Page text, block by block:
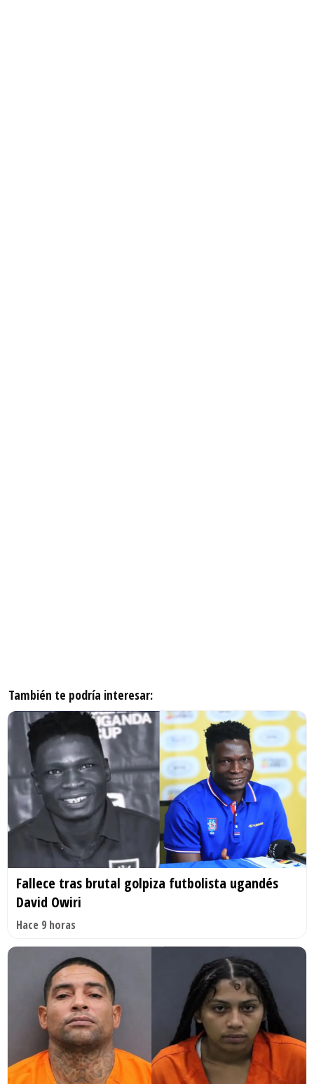
También te podría interesar:
Fallece tras brutal golpiza futbolista ugandés
David Owiri
Hace 9 horas